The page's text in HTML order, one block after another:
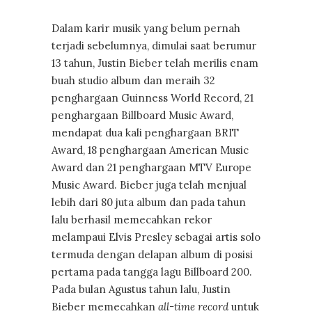
Dalam karir musik yang belum pernah
terjadi sebelumnya, dimulai saat berumur
13 tahun, Justin Bieber telah merilis enam
buah studio album dan meraih 32
penghargaan Guinness World Record, 21
penghargaan Billboard Music Award,
mendapat dua kali penghargaan BRIT
Award, 18 penghargaan American Music
Award dan 21 penghargaan MTV Europe
Music Award. Bieber juga telah menjual
lebih dari 80 juta album dan pada tahun
lalu berhasil memecahkan rekor
melampaui Elvis Presley sebagai artis solo
termuda dengan delapan album di posisi
pertama pada tangga lagu Billboard 200.
Pada bulan Agustus tahun lalu, Justin
Bieber memecahkan all-time recorduntuk